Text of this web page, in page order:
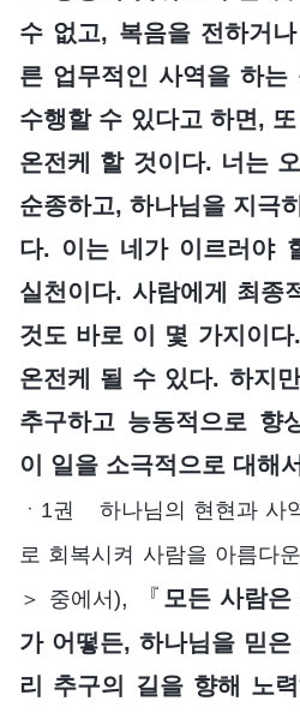
수 없고, 복음을 전하거
른 업무적인 사역을 하
수행할 수 있다고 하면,
온전케 할 것이다. 너는
순종하고, 하나님을 지극
다. 이는 네가 이르러야
실천이다. 사람에게 최종
것도 바로 이 몇 가지이
온전케 될 수 있다. 하지
추구하고 능동적으로 향
이 일을 소극적으로 대해
ㆍ1권 하나님의 현현과 사
로 회복시켜 사람을 아름다
＞ 중에서), 『 모든 사람
가 어떻든, 하나님을 믿
리 추구의 길을 향해 노